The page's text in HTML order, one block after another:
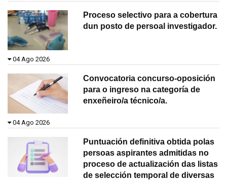
Proceso selectivo para a cobertura
dun posto de persoal investigador.
04 Ago 2026
Convocatoria concurso-oposición
para o ingreso na categoría de
enxeñeiro/a técnico/a.
04 Ago 2026
Puntuación definitiva obtida polas
persoas aspirantes admitidas no
proceso de actualización das listas
de selección temporal de diversas